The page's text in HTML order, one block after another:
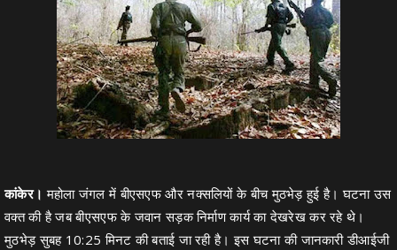
कांकेर।महोला जंगल में बीएसएफ और नक्सलियों के बीच मुठभेड़ हुई है। घटना उस
वक्त की है जब बीएसएफ के जवान सड़क निर्माण कार्य का देखरेख कर रहे थे।
मुठभेड़ सुबह 10:25 मिनट की बताई जा रही है। इस घटना की जानकारी डीआईजी